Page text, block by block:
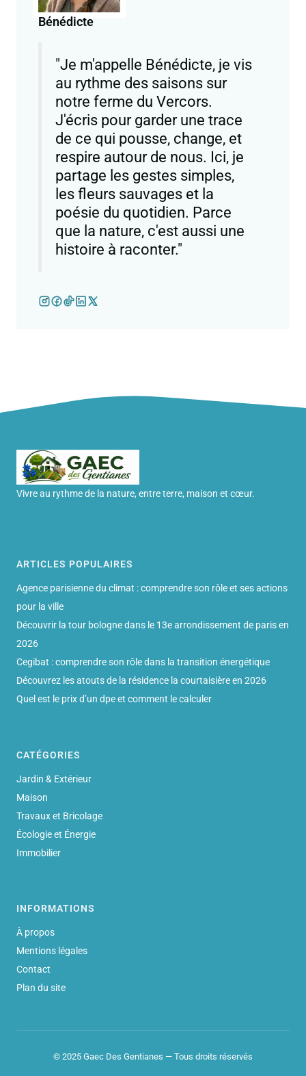
Bénédicte
"Je m'appelle Bénédicte, je vis
au rythme des saisons sur
notre ferme du Vercors.
J'écris pour garder une trace
de ce qui pousse, change, et
respire autour de nous. Ici, je
partage les gestes simples,
les fleurs sauvages et la
poésie du quotidien. Parce
que la nature, c'est aussi une
histoire à raconter."
Vivre au rythme de la nature, entre terre, maison et cœur.
ARTICLES POPULAIRES
Agence parisienne du climat : comprendre son rôle et ses actions
pour la ville
Découvrir la tour bologne dans le 13e arrondissement de paris en
2026
Cegibat : comprendre son rôle dans la transition énergétique
Découvrez les atouts de la résidence la courtaisière en 2026
Quel est le prix d’un dpe et comment le calculer
CATÉGORIES
Jardin & Extérieur
Maison
Travaux et Bricolage
Écologie et Énergie
Immobilier
INFORMATIONS
À propos
Mentions légales
Contact
Plan du site
© 2025 Gaec Des Gentianes — Tous droits réservés